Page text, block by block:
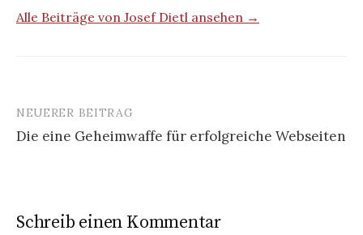
Alle Beiträge von Josef Dietl ansehen →
Beitrags-
Navigation
NEUERER BEITRAG
Die eine Geheimwaffe für erfolgreiche Webseiten
Schreib einen Kommentar